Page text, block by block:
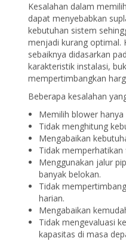
Kesalahan dalam
dapat menyebabkan
kebutuhan sistem
menjadi kurang optimal.
sebaiknya didasarkan
karakteristik instalasi,
mempertimbangkan
Beberapa kesalahan
Memilih blower
Tidak menghitung
Mengabaikan
Tidak
Menggunakan jalur
banyak belokan.
Tidak
harian.
Mengabaikan
Tidak mengevaluasi
kapasitas di masa